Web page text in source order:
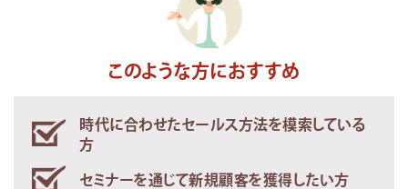
このような方におすすめ
時代に合わせたセールス方法を模索している
方
セミナーを通じて新規顧客を獲得したい方